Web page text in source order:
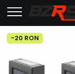
-20 RON